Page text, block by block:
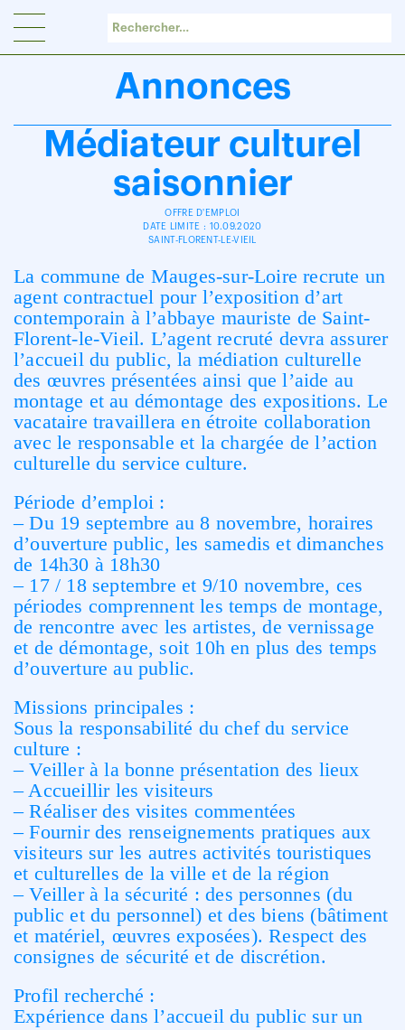
Annonces
Médiateur culturel
saisonnier
OFFRE D'EMPLOI
DATE LIMITE : 10.09.2020
SAINT-FLORENT-LE-VIEIL
La commune de Mauges-sur-Loire recrute un
agent contractuel pour l’exposition d’art
contemporain à l’abbaye mauriste de Saint-
Florent-le-Vieil. L’agent recruté devra assurer
l’accueil du public, la médiation culturelle
des œuvres présentées ainsi que l’aide au
montage et au démontage des expositions. Le
vacataire travaillera en étroite collaboration
avec le responsable et la chargée de l’action
culturelle du service culture.
Période d’emploi :
– Du 19 septembre au 8 novembre, horaires
d’ouverture public, les samedis et dimanches
de 14h30 à 18h30
– 17 / 18 septembre et 9/10 novembre, ces
périodes comprennent les temps de montage,
de rencontre avec les artistes, de vernissage
et de démontage, soit 10h en plus des temps
d’ouverture au public.
Missions principales :
Sous la responsabilité du chef du service
culture :
– Veiller à la bonne présentation des lieux
– Accueillir les visiteurs
– Réaliser des visites commentées
– Fournir des renseignements pratiques aux
visiteurs sur les autres activités touristiques
et culturelles de la ville et de la région
– Veiller à la sécurité : des personnes (du
public et du personnel) et des biens (bâtiment
et matériel, œuvres exposées). Respect des
consignes de sécurité et de discrétion.
Profil recherché :
Expérience dans l’accueil du public sur un